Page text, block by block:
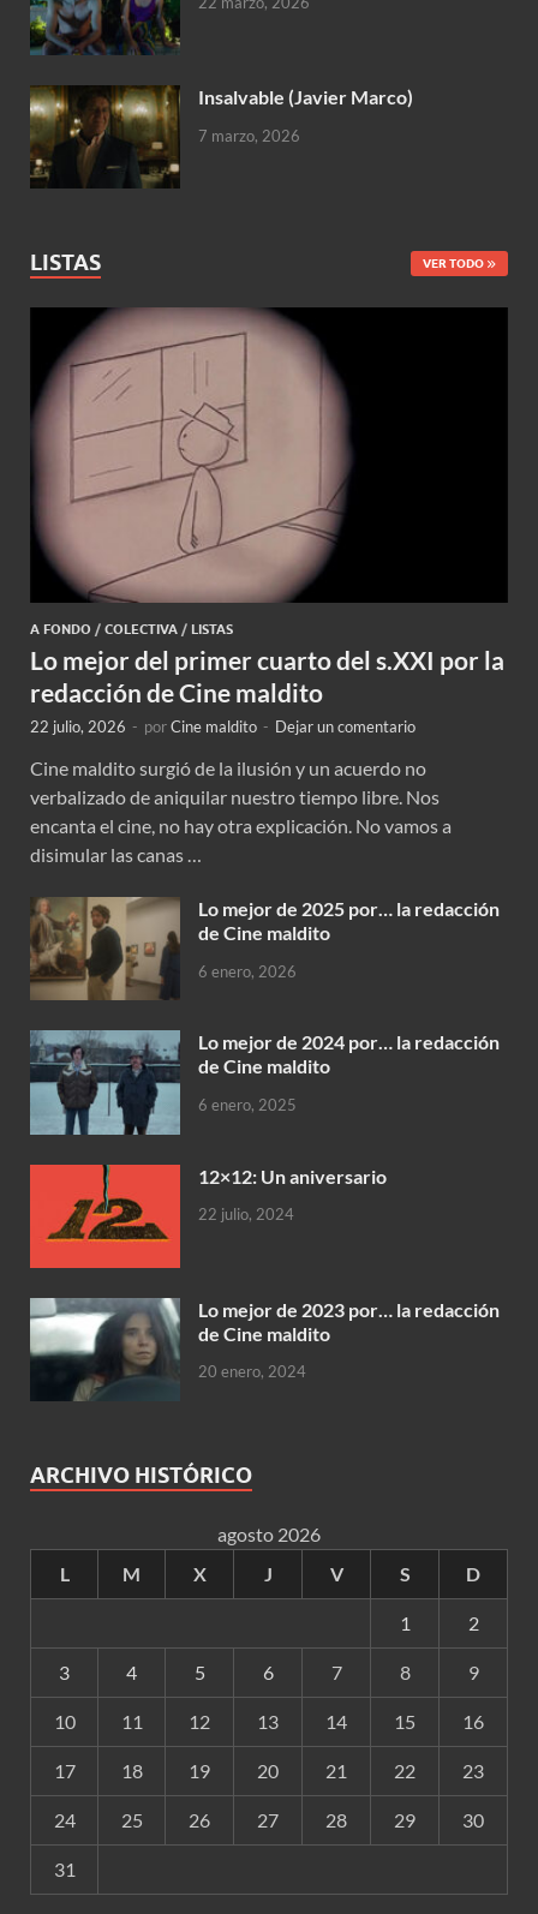
Insalvable (Javier Marco)
7 marzo, 2026
LISTAS VER TODO
A FONDO / COLECTIVA / LISTAS
Lo mejor del primer cuarto del s.XXI por la
redacción de Cine maldito
22 julio, 2026 - porCine maldito - Dejar un comentario
Cine maldito surgió de la ilusión y un acuerdo no
verbalizado de aniquilar nuestro tiempo libre. Nos
encanta el cine, no hay otra explicación. No vamos a
disimular las canas …
Lo mejor de 2025 por… la redacción
de Cine maldito
6 enero, 2026
Lo mejor de 2024 por… la redacción
de Cine maldito
6 enero, 2025
12×12: Un aniversario
22 julio, 2024
Lo mejor de 2023 por… la redacción
de Cine maldito
20 enero, 2024
ARCHIVO HISTÓRICO
agosto 2026
L
M X J V S D
1 2
3 4 5 6 7 8 9
10 11 12 13 14 15 16
17 18 19 20 21 22 23
24 25 26 27 28 29 30
31